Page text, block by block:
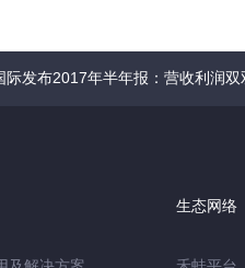
际发布2017年半年报：营收利润双
生态网络